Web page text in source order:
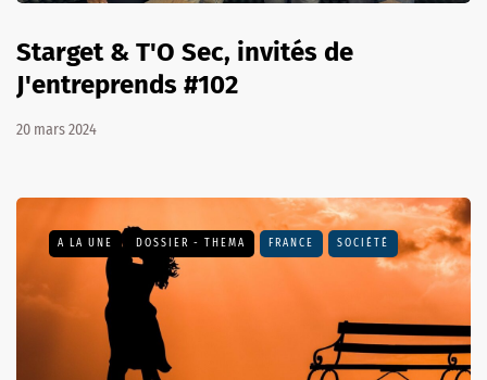
Starget & T'O Sec, invités de
J'entreprends #102
20 mars 2024
A LA UNE DOSSIER - THEMA FRANCE SOCIÉTÉ